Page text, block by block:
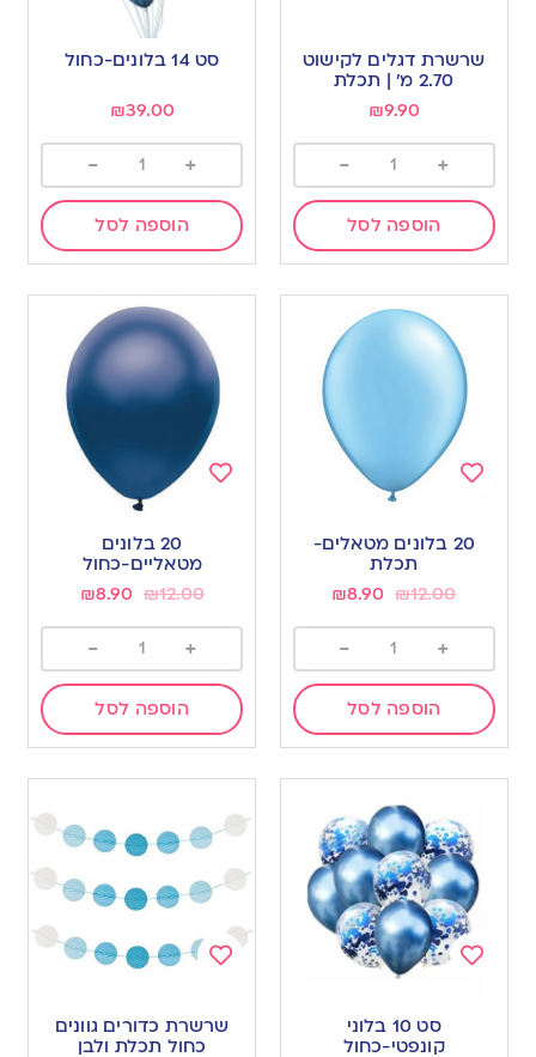
to
wishlist
שרשרת דגלים לקישוט
2.70 מ’ | תכלת
₪9.90
+
-
הוספה לסל
סט 14 בלונים-כחול
₪39.00
+
-
הוספה לסל
wishlist
20 בלונים מטאלים-
תכלת
₪12.00
₪8.90
+
-
הוספה לסל
wishlist
20 בלונים
מטאליים-כחול
₪12.00
₪8.90
+
-
הוספה לסל
wishlist
סט 10 בלוני
קונפטי-כחול
to
wishlist
שרשרת כדורים גוונים
כחול תכלת ולבן